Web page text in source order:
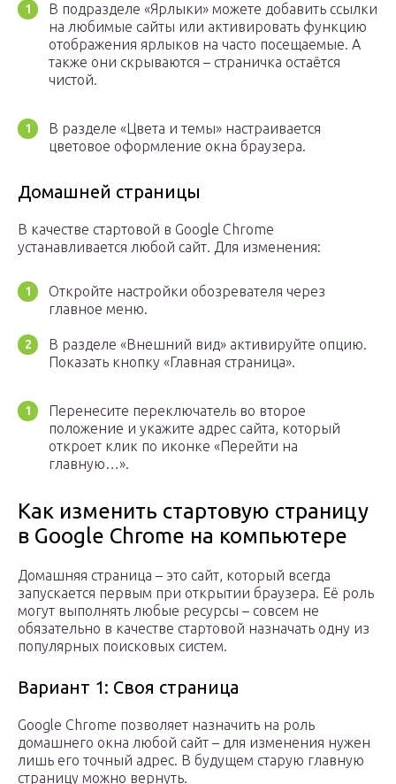
В подразделе «Ярлыки» можете добавить ссылки
на любимые сайты или активировать функцию
отображения ярлыков на часто посещаемые. А
также они скрываются – страничка остаётся
чистой.
В разделе «Цвета и темы» настраивается
цветовое оформление окна браузера.
Домашней страницы
В качестве стартовой в Google Chrome
устанавливается любой сайт. Для изменения:
Откройте настройки обозревателя через
главное меню.
В разделе «Внешний вид» активируйте опцию.
Показать кнопку «Главная страница».
Перенесите переключатель во второе
положение и укажите адрес сайта, который
откроет клик по иконке «Перейти на
главную…».
Как изменить стартовую страницу
в Google Chrome на компьютере
Домашняя страница – это сайт, который всегда
запускается первым при открытии браузера. Её роль
могут выполнять любые ресурсы – совсем не
обязательно в качестве стартовой назначать одну из
популярных поисковых систем.
Вариант 1: Своя страница
Google Chrome позволяет назначить на роль
домашнего окна любой сайт – для изменения нужен
лишь его точный адрес. В будущем старую главную
страницу можно вернуть.